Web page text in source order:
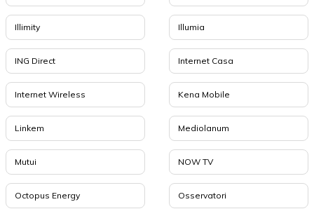
Illimity Illumia
ING Direct Internet Casa
Internet Wireless Kena Mobile
Linkem Mediolanum
Mutui NOW TV
Octopus Energy Osservatori